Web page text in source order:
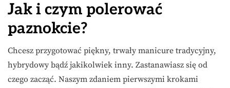
Jak i czym polerować
paznokcie?
Chcesz przygotować piękny, trwały manicure tradycyjny,
hybrydowy bądź jakikolwiek inny. Zastanawiasz się od
czego zacząć. Naszym zdaniem pierwszymi krokami